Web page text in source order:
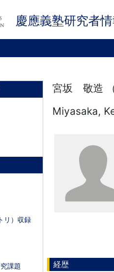
慶應義塾研究者
リ）収録
課題
宮坂 敬造
Miyasaka,
経歴